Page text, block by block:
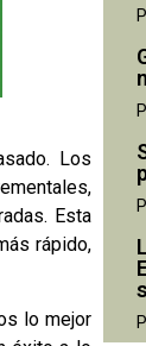
Los
Esta
rápido,
lo mejor